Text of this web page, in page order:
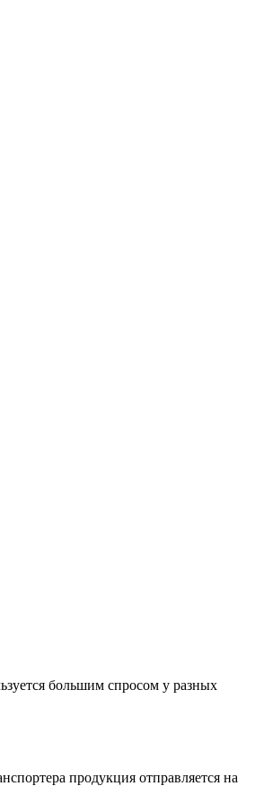
большим спросом у разных
продукция отправляется на